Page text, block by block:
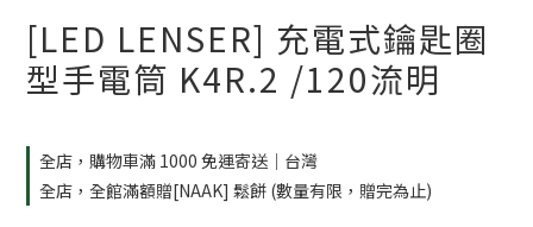
[LED LENSER] 充電式鑰匙圈
型手電筒 K4R.2 /120流明
全店，購物車滿 1000 免運寄送｜台灣
全店，全館滿額贈[NAAK] 鬆餅 (數量有限，贈完為止)